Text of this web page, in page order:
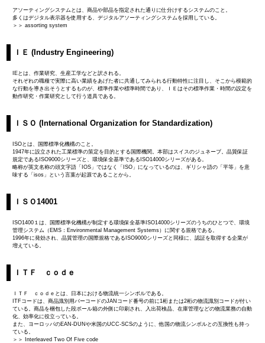
アソーティングシステムとは、商品や部品を指定された通りに仕分けするシステムのこと。
多くはデジタル表示器を使用する、デジタルアソーティングシステムを採用している。
＞＞ assorting system
ＩＥ (Industry Engineering)
IEとは、作業研究、生産工学などと訳される。
それぞれの職種で実際に高い業績をあげた者に共通してみられる行動特性に注目し、そこから模範的
な行動を導き出そうとするものが、標準作業や標準時間であり、ＩＥはその標準作業・時間の設定を
動作研究・作業研究として行う道具である。
ＩＳＯ (International Organization for Standardization)
ISOとは、国際標準化機構のこと。
1947年に設立された工業標準の策定を目的とする国際機関。本部はスイスのジュネーブ。品質保証
規定であるISO9000シリーズと、環境保全基準であるISO14000シリーズがある。
略称が英文名称の頭文字語「IOS」ではなく「ISO」になっているのは、ギリシャ語の「平等」を意
味する「isos」という言葉が起源であることから。
ＩＳＯ14001
ISO1400１は、国際標準化機構が制定する環境保全基準ISO14000シリーズのうちのひとつで、環境
管理システム（EMS：Environmental Management Systems）に関する規格である。
1996年に発効され、品質管理の国際規格であるISO9000シリーズと同様に、認証を取得する企業が
増えている。
ＩＴＦ ｃｏｄｅ
ＩＴＦ ｃｏｄｅとは、日本における物流統一シンボルである。
ITFコードは、商品識別用バーコードのJANコード番号の前に1桁または2桁の物流識別コードが付い
ている。商品を梱包した段ボール箱の外側に印刷され、入出荷検品、在庫管理などの物流業務の自動
化、効率化に役立っている。
また、ヨーロッパのEAN-DUNや米国のUCC-SCSのように、他国の物流シンボルとの互換性も持っ
ている。
＞＞ Interleaved Two Of Five code